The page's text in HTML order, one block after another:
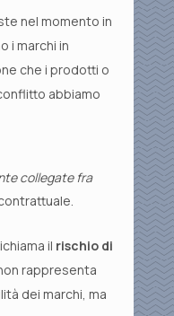
nel momento in
i marchi in
che i prodotti o
abbiamo
collegate fra
il rischio di
rappresenta
dei marchi, ma